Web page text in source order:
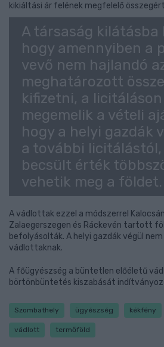
kikiáltási ár felének megfelelő
A társaság kilátásba
hogy amennyiben a
vevő nem hajlandó
meghatározott
kifizetni, a
megemelik a vételi
hogy a helyi gazdák
a további licitálástól,
becsült érték
vehetik meg a földet.
A vádlottak ezzel a módszerrel
Zalaegerszegen és Ráckevén tartott
befolyásolták. A helyi gazdák végül
vádlottaknak.
A főügyészség a büntetlen előéletű
börtönbüntetés kiszabását
Szombathely ügyészség kékfény
vádlott termőföld